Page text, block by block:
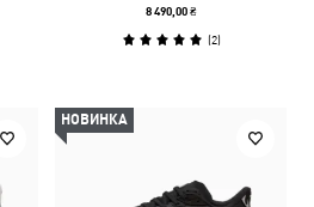
8 490,00 ₴
(2)
НОВИНКА